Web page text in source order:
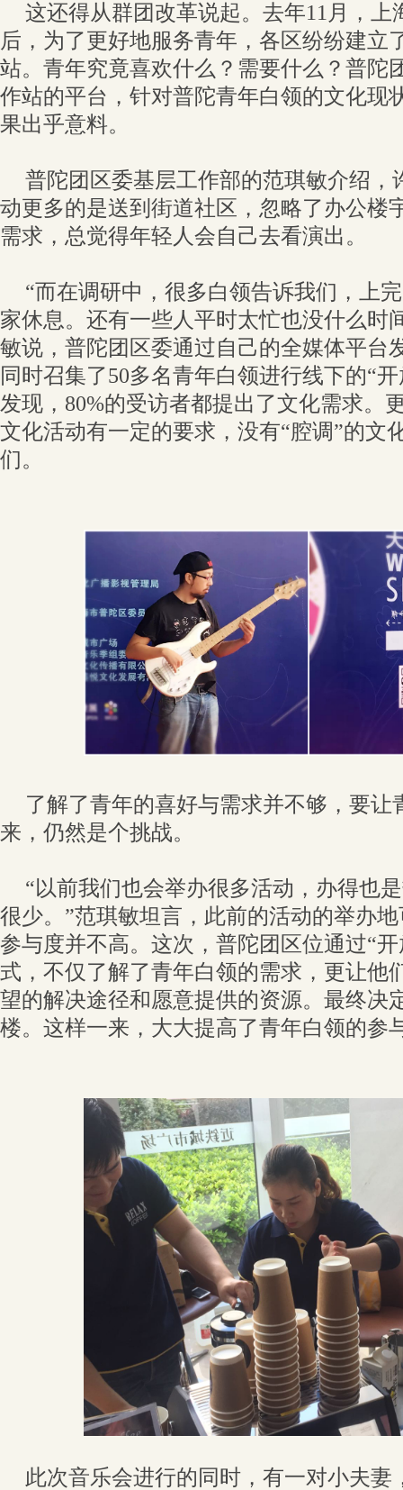
这还得从群团改革说起。去年11月，上
后，为了更好地服务青年，各区纷纷建立
站。青年究竟喜欢什么？需要什么？普陀
作站的平台，针对普陀青年白领的文化现
果出乎意料。
普陀团区委基层工作部的范琪敏介绍，
动更多的是送到街道社区，忽略了办公楼
需求，总觉得年轻人会自己去看演出。
“而在调研中，很多白领告诉我们，上
家休息。还有一些人平时太忙也没什么时
敏说，普陀团区委通过自己的全媒体平台
同时召集了50多名青年白领进行线下的“
发现，80%的受访者都提出了文化需求。
文化活动有一定的要求，没有“腔调”的文
们。
了解了青年的喜好与需求并不够，要让
来，仍然是个挑战。
“以前我们也会举办很多活动，办得也
很少。”范琪敏坦言，此前的活动的举办
参与度并不高。这次，普陀团区位通过“
式，不仅了解了青年白领的需求，更让他
望的解决途径和愿意提供的资源。最终决
楼。这样一来，大大提高了青年白领的参
此次音乐会进行的同时，有一对小夫妻